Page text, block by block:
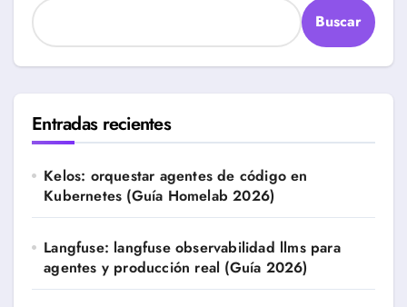
Buscar
Entradas recientes
Kelos: orquestar agentes de código en
Kubernetes (Guía Homelab 2026)
Langfuse: langfuse observabilidad llms para
agentes y producción real (Guía 2026)